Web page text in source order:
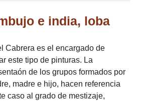
e india, loba
Cabrera es el encargado de
este tipo de pinturas. La
de los grupos formados por
madre e hijo, hacen referencia
caso al grado de mestizaje,